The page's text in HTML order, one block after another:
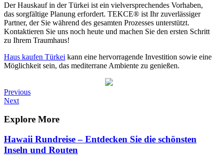
Der Hauskauf in der Türkei ist ein vielversprechendes Vorhaben,
das sorgfältige Planung erfordert. TEKCE® ist Ihr zuverlässiger
Partner, der Sie während des gesamten Prozesses unterstützt.
Kontaktieren Sie uns noch heute und machen Sie den ersten Schritt
zu Ihrem Traumhaus!
Haus kaufen Türkei kann eine hervorragende Investition sowie eine
Möglichkeit sein, das mediterrane Ambiente zu genießen.
Post
navigation
Previous
Post
Previous
Next
Next
Explore More
Hawaii Rundreise – Entdecken Sie die schönsten
Inseln und Routen